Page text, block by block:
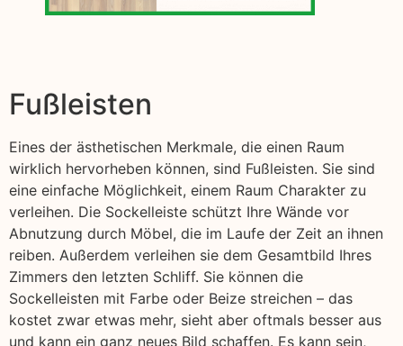
Fußleisten
Eines der ästhetischen Merkmale, die einen Raum
wirklich hervorheben können, sind Fußleisten. Sie sind
eine einfache Möglichkeit, einem Raum Charakter zu
verleihen. Die Sockelleiste schützt Ihre Wände vor
Abnutzung durch Möbel, die im Laufe der Zeit an ihnen
reiben. Außerdem verleihen sie dem Gesamtbild Ihres
Zimmers den letzten Schliff. Sie können die
Sockelleisten mit Farbe oder Beize streichen – das
kostet zwar etwas mehr, sieht aber oftmals besser aus
und kann ein ganz neues Bild schaffen. Es kann sein,